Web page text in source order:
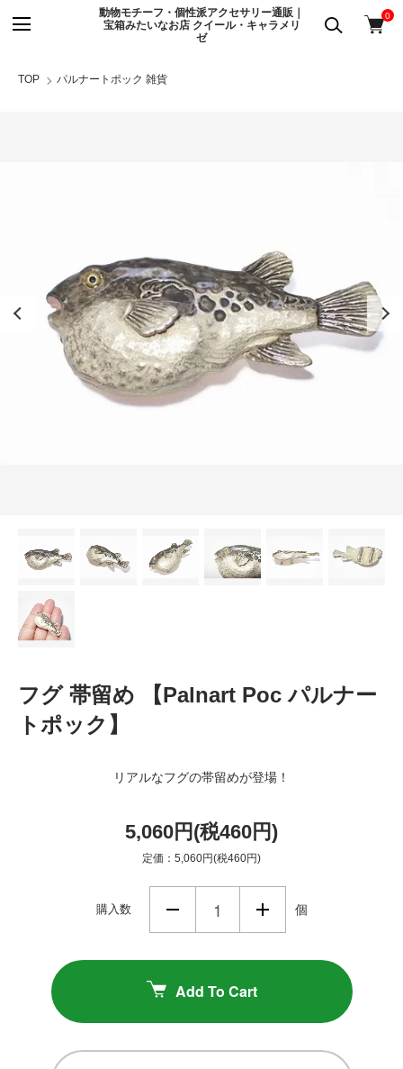
動物モチーフ・個性派アクセサリー通販｜
宝箱みたいなお店 クイール・キャラメリ
ゼ
0
TOP パルナートポック 雑貨
フグ 帯留め 【Palnart Poc パルナー
トポック】
リアルなフグの帯留めが登場！
5,060円(税460円)
定価：5,060円(税460円)
購入数 個
Add To Cart